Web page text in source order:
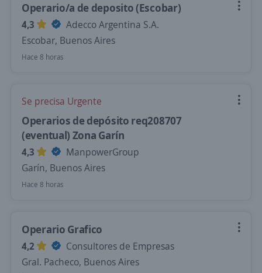
Operario/a de deposito (Escobar)
4,3
Adecco Argentina S.A.
Escobar, Buenos Aires
Hace 8 horas
Se precisa Urgente
Operarios de depósito req208707
(eventual) Zona Garín
4,3
ManpowerGroup
Garín, Buenos Aires
Hace 8 horas
Operario Grafico
4,2
Consultores de Empresas
Gral. Pacheco, Buenos Aires